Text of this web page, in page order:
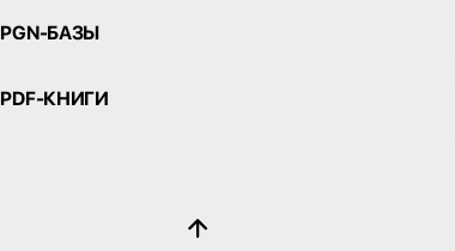
PGN-БАЗЫ
PDF-КНИГИ